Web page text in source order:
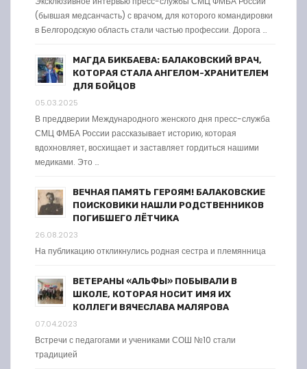
(бывшая медсанчасть) с врачом, для которого командировки
в Белгородскую область стали частью профессии. Дорога …
МАГДА БИКБАЕВА: БАЛАКОВСКИЙ ВРАЧ,
КОТОРАЯ СТАЛА АНГЕЛОМ-ХРАНИТЕЛЕМ
ДЛЯ БОЙЦОВ
05.03.2025
В преддверии Международного женского дня пресс-служба
СМЦ ФМБА России рассказывает историю, которая
вдохновляет, восхищает и заставляет гордиться нашими
медиками. Это …
ВЕЧНАЯ ПАМЯТЬ ГЕРОЯМ! БАЛАКОВСКИЕ
ПОИСКОВИКИ НАШЛИ РОДСТВЕННИКОВ
ПОГИБШЕГО ЛЁТЧИКА
26.08.2023
На публикацию откликнулись родная сестра и племянница
ВЕТЕРАНЫ «АЛЬФЫ» ПОБЫВАЛИ В
ШКОЛЕ, КОТОРАЯ НОСИТ ИМЯ ИХ
КОЛЛЕГИ ВЯЧЕСЛАВА МАЛЯРОВА
07.04.2023
Встречи с педагогами и учениками СОШ №10 стали
традицией